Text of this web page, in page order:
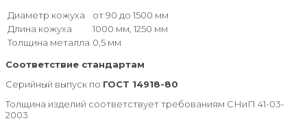
Диаметр кожуха
от 90 до 1500 мм
Длина кожуха
1000 мм, 1250 мм
Толщина металла 0,5 мм
Соответствие стандартам
Серийный выпуск по ГОСТ 14918-80
Толщина изделий соответствует требованиям СНиП 41-03-
2003